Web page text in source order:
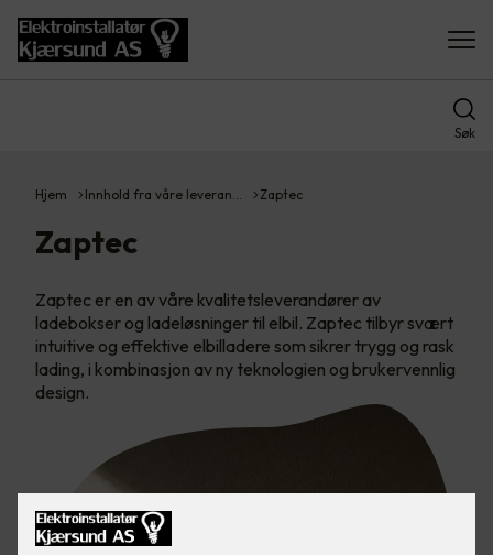
Søk
Hjem Innhold fra våre leveran… Zaptec
Zaptec
Zaptec er en av våre kvalitetsleverandører av
ladebokser og ladeløsninger til elbil. Zaptec tilbyr svært
intuitive og effektive elbilladere som sikrer trygg og rask
lading, i kombinasjon av ny teknologien og brukervennlig
design.